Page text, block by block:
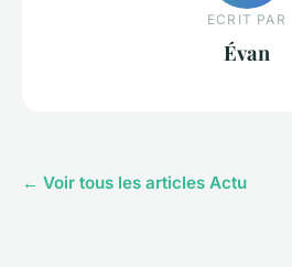
ECRIT PAR
Évan
← Voir tous les articles Actu